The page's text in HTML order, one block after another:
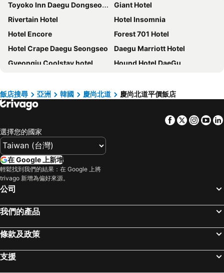
Toyoko Inn Daegu Dongseongro
Giant Hotel
Rivertain Hotel
Hotel Insomnia
Hotel Encore
Forest 701 Hotel
Hotel Crape Daegu Seongseo
Daegu Marriott Hotel
Gyeongju Coolstay hotel
Hound Hotel DaeGu
Casual House Sono
BLO BY BLO HOTEL
February Hotel Dongseongro
Hotel Interburgo Daegu
Eldis Regent Hotel
Hotel February Apsan
Hotel Palace Gyeongju
Commodore Hotel Gyeongju
Sugar Hotel
February Hotel SeongSeo
Hera Hotel
AW Hotel
Gyeongs Hostel
Soho Hotel Airport
飯店搜尋 亞洲 韓國 慶尚北道 慶尚北道平價飯店
Facebook
Twitter
選擇您的國家
在 Google 上新增
輕鬆找到我們的結果：在 Google 上將
trivago 新增為偏好來源。
公司
我們的產品
條款及政策
支援